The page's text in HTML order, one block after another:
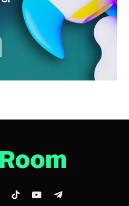
TikTokYouTubeTelegram